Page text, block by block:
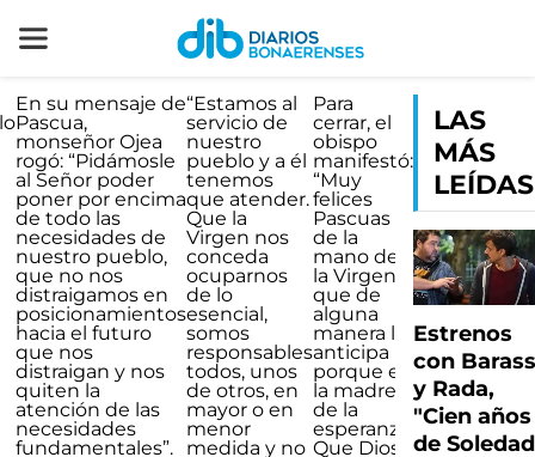
En su mensaje de
Pascua,
monseñor Ojea
rogó: “Pidámosle
al Señor poder
poner por encima
de todo las
necesidades de
nuestro pueblo,
que no nos
distraigamos en
posicionamientos
hacia el futuro
que nos
distraigan y nos
quiten la
atención de las
necesidades
fundamentales”.
“Estamos al
servicio de
nuestro
pueblo y a él
tenemos
que atender.
Que la
Virgen nos
conceda
ocuparnos
de lo
esencial,
somos
responsables
todos, unos
de otros, en
mayor o en
menor
medida y no
Para
cerrar, el
obispo
manifestó:
“Muy
felices
Pascuas
de la
mano de
la Virgen
que de
alguna
manera la
anticipa
porque es
la madre
de la
esperanza.
Que Dios
LAS
MÁS
LEÍDAS
Estrenos
con
y Rada,
"Cien años
de